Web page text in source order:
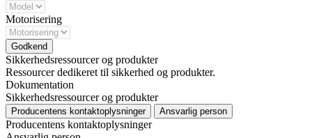
Motorisering
Godkend
Sikkerhedsressourcer og produkter
Ressourcer dedikeret til sikkerhed og produkter.
Dokumentation
Sikkerhedsressourcer og produkter
Producentens kontaktoplysninger Ansvarlig person
Producentens kontaktoplysninger